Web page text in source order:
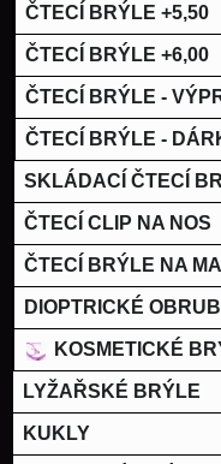
ČTECÍ BRÝLE +5,50
ČTECÍ BRÝLE +6,00
ČTECÍ BRÝLE -
ČTECÍ BRÝLE -
SKLÁDACÍ ČTECÍ
ČTECÍ CLIP NA NOS
ČTECÍ BRÝLE NA
DIOPTRICKÉ
KOSMETICKÉ
LYŽAŘSKÉ BRÝLE
KUKLY